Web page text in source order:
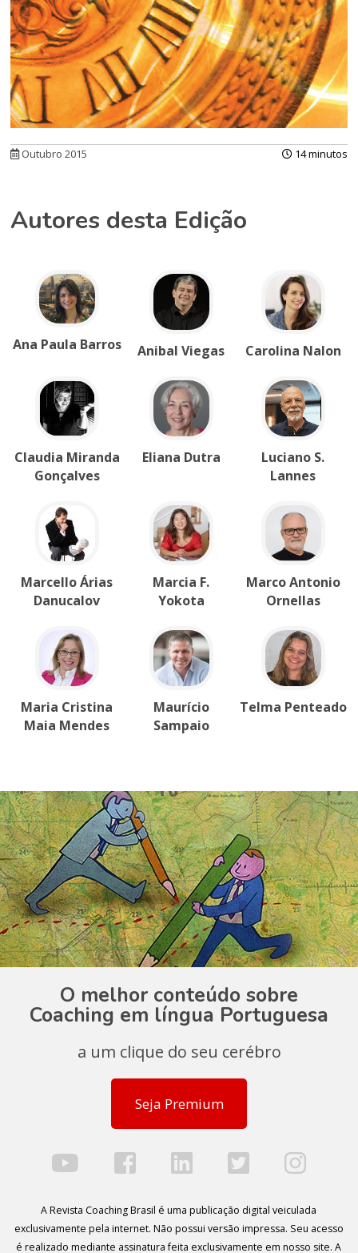
Outubro 2015 14 minutos
Autores desta Edição
Ana Paula Barros Anibal Viegas Carolina Nalon
Claudia Miranda
Gonçalves
Eliana Dutra
Luciano S.
Lannes
Marcello Árias
Danucalov
Marcia F.
Yokota
Marco Antonio
Ornellas
Maria Cristina
Maia Mendes
Maurício
Sampaio
Telma Penteado
O melhor conteúdo sobre
Coaching em língua Portuguesa
a um clique do seu cerébro
Seja Premium
A Revista Coaching Brasil é uma publicação digital veiculada
exclusivamente pela internet. Não possui versão impressa. Seu acesso
é realizado mediante assinatura feita exclusivamente em nosso site. A